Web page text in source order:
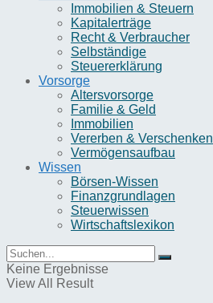
Immobilien & Steuern
Kapitalerträge
Recht & Verbraucher
Selbständige
Steuererklärung
Vorsorge
Altersvorsorge
Familie & Geld
Immobilien
Vererben & Verschenken
Vermögensaufbau
Wissen
Börsen-Wissen
Finanzgrundlagen
Steuerwissen
Wirtschaftslexikon
Keine Ergebnisse
View All Result